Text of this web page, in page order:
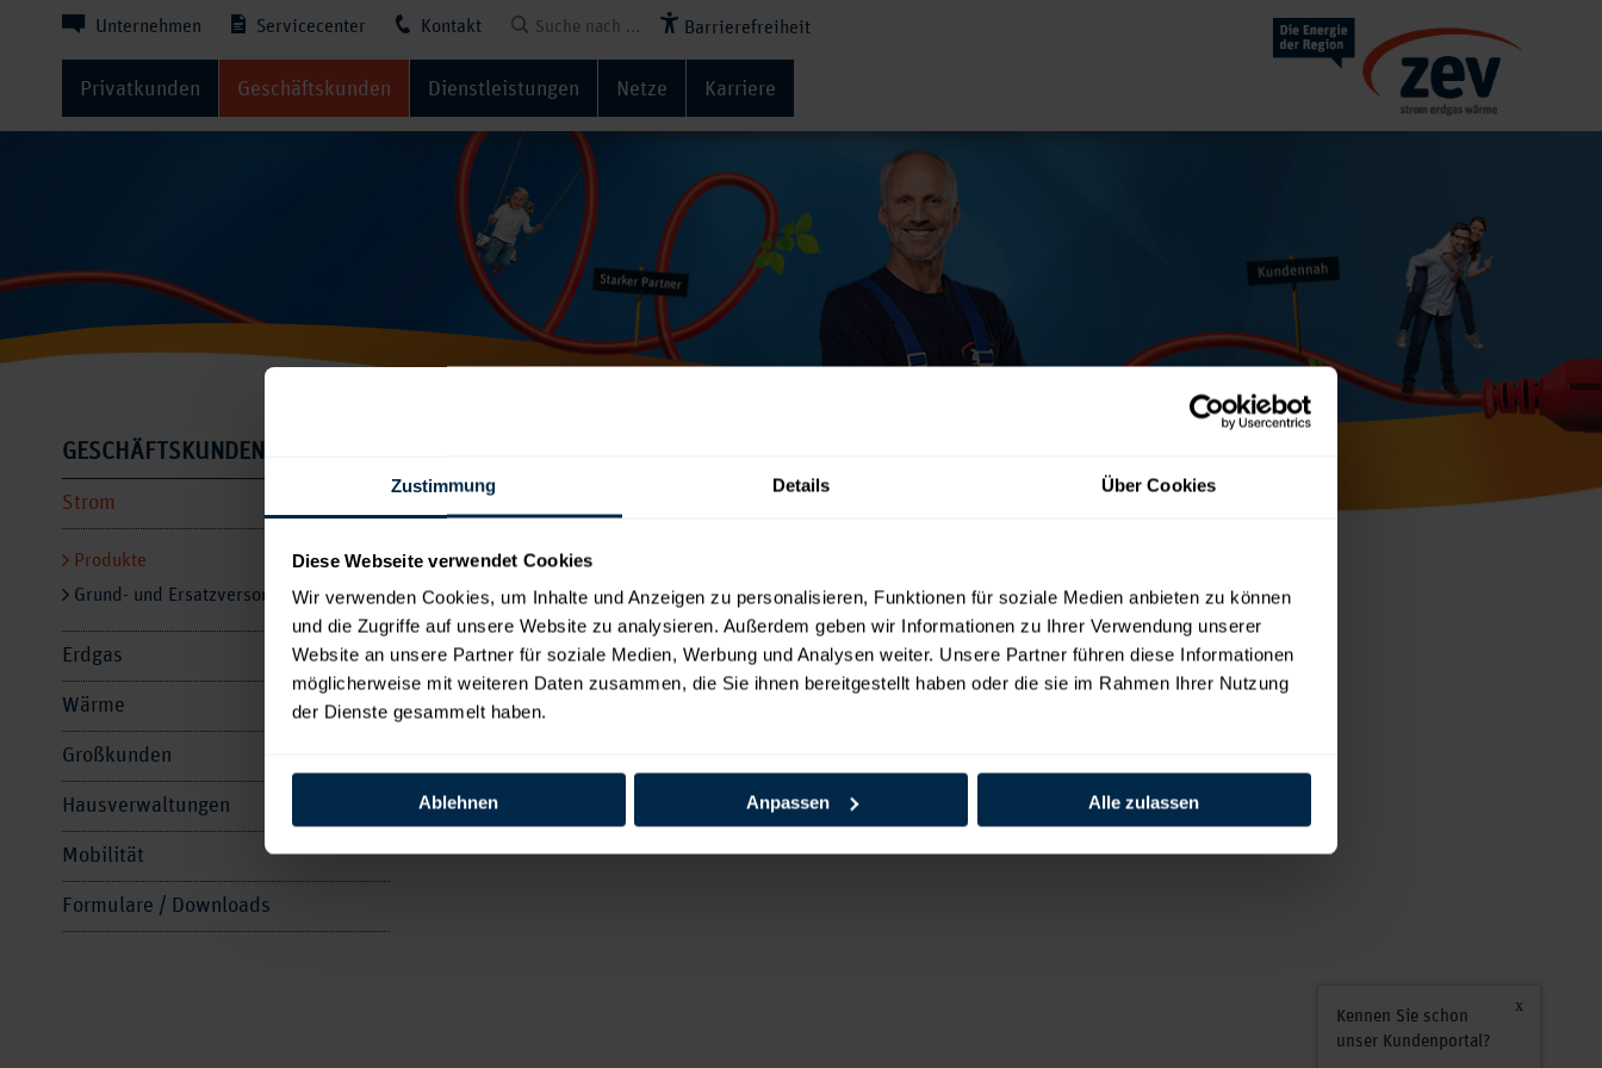
Zustimmung Details Über Cookies
Diese Webseite verwendet Cookies
Wir verwenden Cookies, um Inhalte und Anzeigen zu personalisieren, Funktionen für soziale Medien anbieten zu können
und die Zugriffe auf unsere Website zu analysieren. Außerdem geben wir Informationen zu Ihrer Verwendung unserer
Website an unsere Partner für soziale Medien, Werbung und Analysen weiter. Unsere Partner führen diese Informationen
möglicherweise mit weiteren Daten zusammen, die Sie ihnen bereitgestellt haben oder die sie im Rahmen Ihrer Nutzung
der Dienste gesammelt haben.
Ablehnen Anpassen Alle zulassen
Unternehmen Servicecenter Kontakt
Kennen Sie schon
unser Kundenportal?
Barrierefreiheit
Privatkunden Geschäftskunden Dienstleistungen Netze Karriere
GESCHÄFTSKUNDEN
Strom
Produkte
Grund- und Ersatzversorgung
Erdgas
Wärme
Großkunden
Hausverwaltungen
Mobilität
Formulare / Downloads
Neues Produkt auswählen